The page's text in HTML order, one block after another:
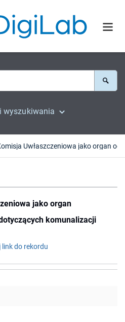
wyszukiwania
jako organ
komunalizacji
link do rekordu